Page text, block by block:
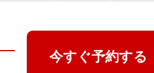
今すぐ予約する